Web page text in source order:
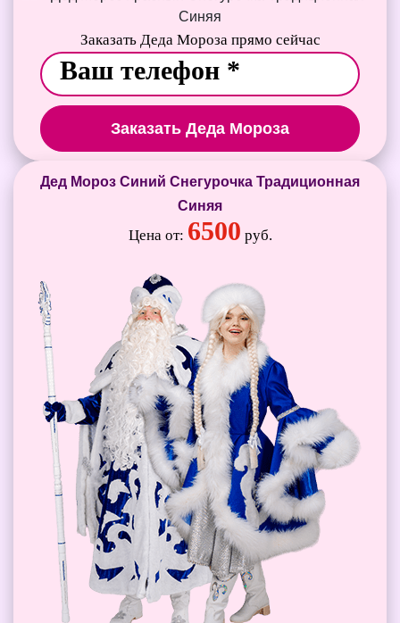
Заказать Деда Мороза прямо сейчас
Заказать Деда Мороза
Дед Мороз Синий Снегурочка Традиционная
Синяя
Цена от: 6500 руб.